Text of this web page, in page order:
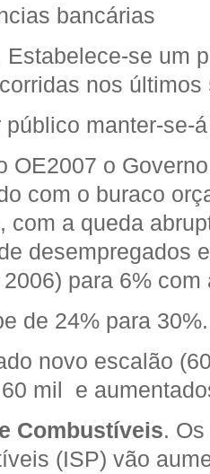
bancárias
Estabelece-se um
nos últimos
público manter-se-
OE2007 o
com o buraco
com a queda
desempregados
para 6%
de 24% para 30%.
novo escalão
mil  e
Combustíveis.
(ISP) vão